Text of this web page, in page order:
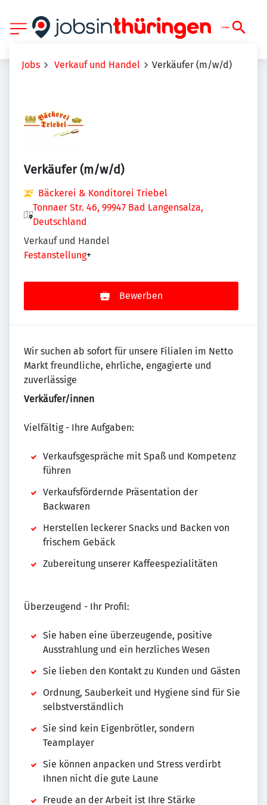
Jobs Verkauf und Handel Verkäufer (m/w/d)
Verkäufer (m/w/d)
Bäckerei & Konditorei Triebel
Tonnaer Str. 46, 99947 Bad Langensalza,
Deutschland
Verkauf und Handel
Festanstellung+
Bewerben
Wir suchen ab sofort für unsere Filialen im Netto
Markt freundliche, ehrliche, engagierte und
zuverlässige
Verkäufer/innen
Vielfältig - Ihre Aufgaben:
Verkaufsgespräche mit Spaß und Kompetenz
führen
Verkaufsfördernde Präsentation der
Backwaren
Herstellen leckerer Snacks und Backen von
frischem Gebäck
Zubereitung unserer Kaffeespezialitäten
Überzeugend - Ihr Profil:
Sie haben eine überzeugende, positive
Ausstrahlung und ein herzliches Wesen
Sie lieben den Kontakt zu Kunden und Gästen
Ordnung, Sauberkeit und Hygiene sind für Sie
selbstverständlich
Sie sind kein Eigenbrötler, sondern
Teamplayer
Sie können anpacken und Stress verdirbt
Ihnen nicht die gute Laune
Freude an der Arbeit ist Ihre Stärke